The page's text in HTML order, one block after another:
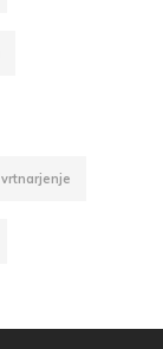
vrtnarjenje